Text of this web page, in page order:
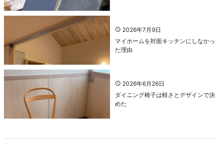
2026年7月9日
マイホームを対面キッチンにしなかっ
た理由
2026年6月26日
ダイニング椅子は軽さとデザインで決
めた